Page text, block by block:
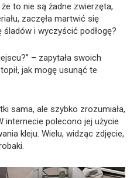
to nie są żadne zwierzęta,
zaczęła martwić się
i wyczyścić podłogę?
– zapytała swoich
jak mogę usunąć te
sama, ale szybko zrozumiała,
internecie polecono jej użycie
kleju. Wielu, widząc zdjęcie,